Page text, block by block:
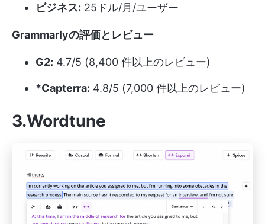
ビジネス: 25ドル/月/ユーザー
Grammarlyの評価とレビュー
G2: 4.7/5 (8,400 件以上のレビュー)
*Capterra: 4.8/5 (7,000 件以上のレビュー)
3.Wordtune